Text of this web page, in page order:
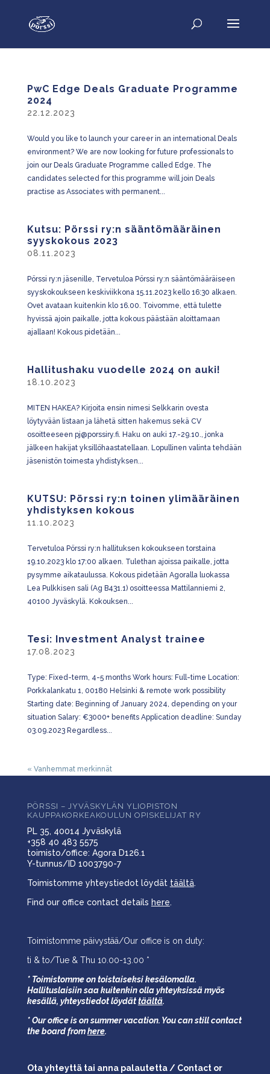
PwC Edge Deals Graduate Programme
2024
22.12.2023
Would you like to launch your career in an international Deals
environment? We are now looking for future professionals to
join our Deals Graduate Programme called Edge. The
candidates selected for this programme will join Deals
practise as Associates with permanent...
Kutsu: Pörssi ry:n sääntömääräinen
syyskokous 2023
08.11.2023
Pörssi ry:n jäsenille, Tervetuloa Pörssi ry:n sääntömääräiseen
syyskokoukseen keskiviikkona 15.11.2023 kello 16:30 alkaen.
Ovet avataan kuitenkin klo 16.00. Toivomme, että tulette
hyvissä ajoin paikalle, jotta kokous päästään aloittamaan
ajallaan! Kokous pidetään...
Hallitushaku vuodelle 2024 on auki!
18.10.2023
MITEN HAKEA? Kirjoita ensin nimesi Selkkarin ovesta
löytyvään listaan ja lähetä sitten hakemus sekä CV
osoitteeseen pj@porssiry.fi. Haku on auki 17.-29.10., jonka
jälkeen hakijat yksillöhaastatellaan. Lopullinen valinta tehdään
jäsenistön toimesta yhdistyksen...
KUTSU: Pörssi ry:n toinen ylimääräinen
yhdistyksen kokous
11.10.2023
Tervetuloa Pörssi ry:n hallituksen kokoukseen torstaina
19.10.2023 klo 17:00 alkaen. Tulethan ajoissa paikalle, jotta
pysymme aikataulussa. Kokous pidetään Agoralla luokassa
Lea Pulkkisen sali (Ag B431.1) osoitteessa Mattilanniemi 2,
40100 Jyväskylä. Kokouksen...
Tesi: Investment Analyst trainee
17.08.2023
Type: Fixed-term, 4-5 months Work hours: Full-time Location:
Porkkalankatu 1, 00180 Helsinki & remote work possibility
Starting date: Beginning of January 2024, depending on your
situation Salary: €3000+ benefits Application deadline: Sunday
03.09.2023 Regardless...
« Vanhemmat merkinnät
PÖRSSI – JYVÄSKYLÄN YLIOPISTON
KAUPPAKORKEAKOULUN OPISKELIJAT RY
PL 35, 40014 Jyväskylä
+358 40 483 5575
toimisto/office: Agora D126.1
Y-tunnus/ID 1003790-7
Toimistomme yhteystiedot löydät täältä.
Find our office contact details here.
Toimistomme päivystää/Our office is on duty:
ti & to/Tue & Thu 10.00-13.00 *
* Toimistomme on toistaiseksi kesälomalla.
Hallituslaisiin saa kuitenkin olla yhteyksissä myös
kesällä, yhteystiedot löydättäältä.
* Our office is on summer vacation. You can still contact
the board fromhere.
Ota yhteyttä tai anna palautetta / Contact or